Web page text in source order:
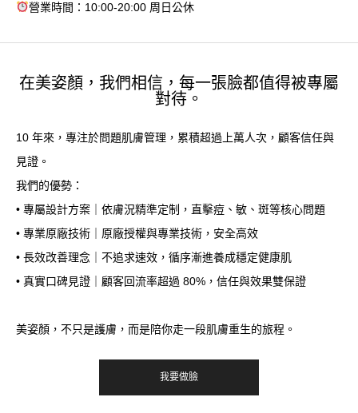
營業時間：10:00-20:00 周日公休
在美姿顏，我們相信，每一張臉都值得被專屬
對待。
10 年來，專注於問題肌膚管理，累積超過上萬人次，顧客信任與
見證。
我們的優勢：
• 專屬設計方案｜依膚況精準定制，直擊痘、敏、斑等核心問題
• 專業原廠技術｜原廠授權與專業技術，安全高效
• 長效改善理念｜不追求速效，循序漸進養成穩定健康肌
• 真實口碑見證｜顧客回流率超過 80%，信任與效果雙保證
美姿顏，不只是護膚，而是陪你走一段肌膚重生的旅程。
我要做臉